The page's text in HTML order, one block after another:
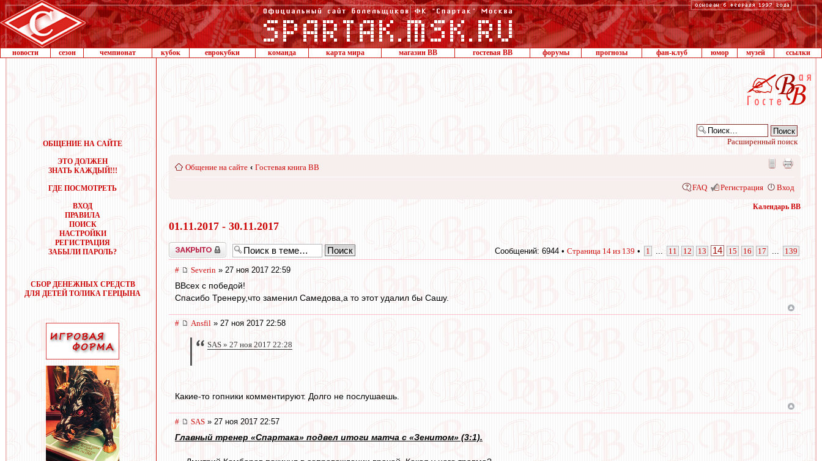
новости сезон чемпионат кубок еврокубки команда карта мира магазин ВВ гостевая ВВ форумы прогнозы фан-клуб юмор музей ссылки
ОБЩЕНИЕ НА САЙТЕ
ЭТО ДОЛЖЕН
ЗНАТЬ КАЖДЫЙ!!!
ГДЕ ПОСМОТРЕТЬ
ВХОД
ПРАВИЛА
ПОИСК
НАСТРОЙКИ
РЕГИСТРАЦИЯ
ЗАБЫЛИ ПАРОЛЬ?
СБОР ДЕНЕЖНЫХ СРЕДСТВ
ДЛЯ ДЕТЕЙ ТОЛИКА ГЕРЦЫНА
Расширенный поиск
Общение на сайте ‹ Гостевая книга ВВ
FAQ Регистрация Вход
Календарь ВВ
01.11.2017 - 30.11.2017
Закрыто Сообщений: 6944 • Страница 14 из 139 • 1 11 12 13 14 15 16 17 139
# Severin » 27 ноя 2017 22:59
ВВсех с победой!
Спасибо Тренеру,что заменил Самедова,а то этот удалил бы Сашу.
# Ansfil » 27 ноя 2017 22:58
SAS » 27 ноя 2017 22:28
Какие-то гопники комментируют. Долго не послушаешь.
# SAS » 27 ноя 2017 22:57
Главный тренер «Спартака» подвел итоги матча с «Зенитом» (3:1).